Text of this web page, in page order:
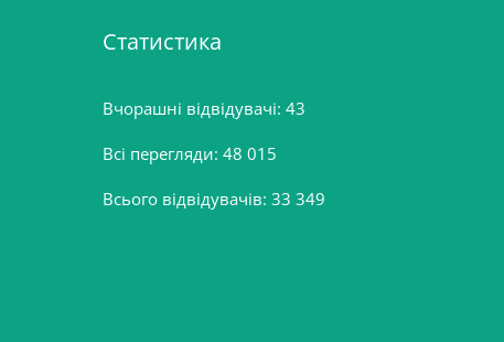
Статистика
Вчорашні відвідувачі: 43
Всі перегляди: 48 015
Всього відвідувачів: 33 349